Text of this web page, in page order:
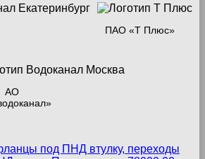
ПАО «Т Плюс»
АО